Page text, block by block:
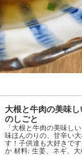
大根と牛肉の美味
のしごと
「大根と牛肉の美味し
味ほんのりの、甘辛い
す！子供達も大好きで
か 材料: 生姜、ネギ、大